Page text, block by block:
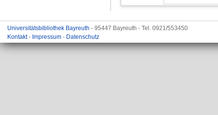
Universitätsbibliothek Bayreuth - 95447 Bayreuth - Tel. 0921/553450
Kontakt- Impressum - Datenschutz